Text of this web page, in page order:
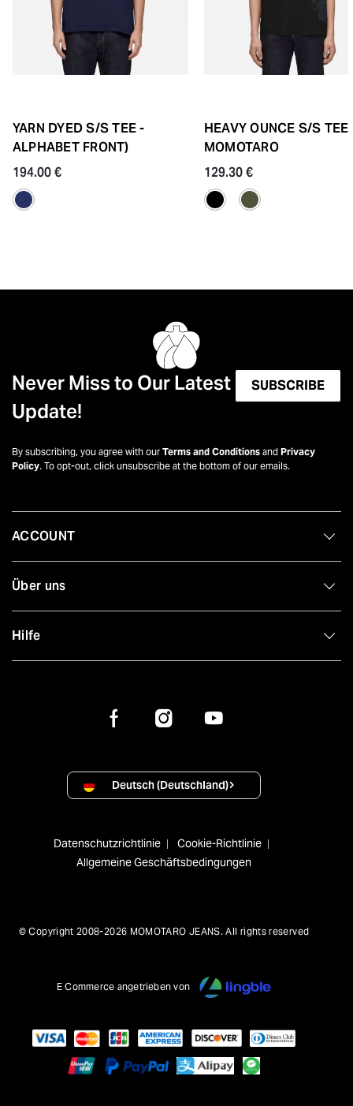
YARN DYED S/S TEE -
ALPHABET FRONT)
194.00 €
HEAVY OUNCE S/S TEE
MOMOTARO
129.30 €
Never Miss to Our Latest
Update!
SUBSCRIBE
By subscribing, you agree with our Terms and Conditions and Privacy
Policy. To opt-out, click unsubscribe at the bottom of our emails.
ACCOUNT
Über uns
Hilfe
Deutsch (Deutschland)
Datenschutzrichtlinie
Cookie-Richtlinie
Allgemeine Geschäftsbedingungen
© Copyright 2008-2026 MOMOTARO JEANS. All rights reserved
E Commerce angetrieben von